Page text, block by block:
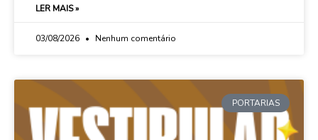
LER MAIS »
03/08/2026 Nenhum comentário
PORTARIAS